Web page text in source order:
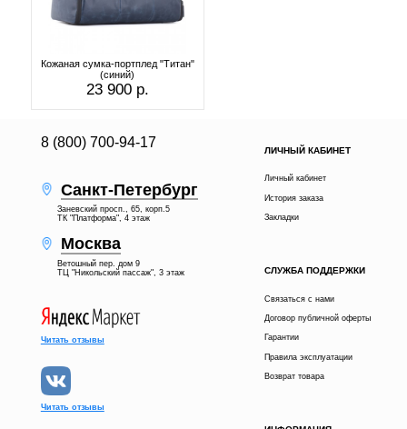
Кожаная сумка-портплед "Титан"
(синий)
23 900 р.
8 (800) 700-94-17
Санкт-Петербург
Заневский просп., 65, корп.5
ТК "Платформа", 4 этаж
Москва
Ветошный пер. дом 9
ТЦ "Никольский пассаж", 3 этаж
ЛИЧНЫЙ КАБИНЕТ
Личный кабинет
История заказа
Закладки
СЛУЖБА ПОДДЕРЖКИ
Связаться с нами
Договор публичной оферты
Гарантии
Правила эксплуатации
Возврат товара
Читать отзывы
Читать отзывы